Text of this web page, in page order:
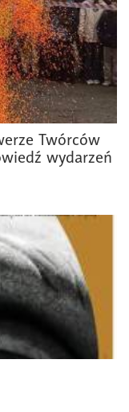
Twórców
wydarzeń